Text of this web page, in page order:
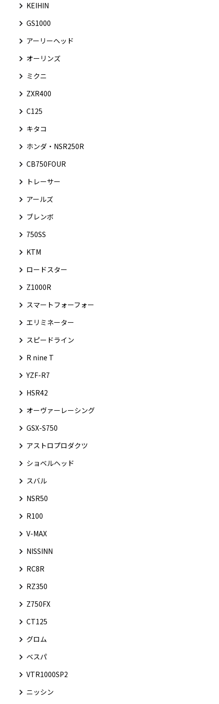
KEIHIN
GS1000
アーリーヘッド
オーリンズ
ミクニ
ZXR400
C125
キタコ
ホンダ・NSR250R
CB750FOUR
トレーサー
アールズ
ブレンボ
750SS
KTM
ロードスター
Z1000R
スマートフォーフォー
エリミネーター
スピードライン
R nine T
YZF-R7
HSR42
オーヴァーレーシング
GSX-S750
アストロプロダクツ
ショベルヘッド
スバル
NSR50
R100
V-MAX
NISSINN
RC8R
RZ350
Z750FX
CT125
グロム
ベスパ
VTR1000SP2
ニッシン